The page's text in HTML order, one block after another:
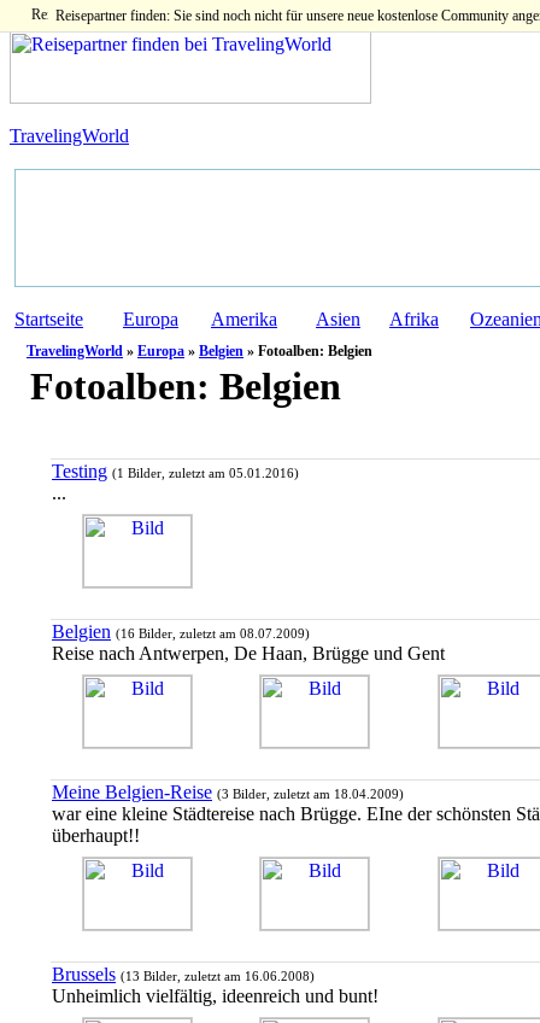
Reisepartner finden: Sie sind noch nicht für unsere neue kostenlose Community
TravelingWorld
Startseite Europa Amerika Asien Afrika
TravelingWorld » Europa » Belgien » Fotoalben: Belgien
Fotoalben: Belgien
Testing (1 Bilder, zuletzt am 05.01.2016)
...
Belgien (16 Bilder, zuletzt am 08.07.2009)
Reise nach Antwerpen, De Haan, Brügge und Gent
Meine Belgien-Reise (3 Bilder, zuletzt am 18.04.2009)
war eine kleine Städtereise nach Brügge. EIne der schönsten
überhaupt!!
Brussels (13 Bilder, zuletzt am 16.06.2008)
Unheimlich vielfältig, ideenreich und bunt!